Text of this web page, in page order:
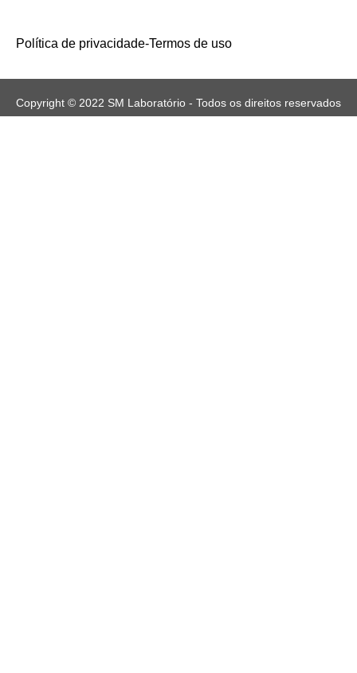
Política de privacidade-Termos de uso
Copyright © 2022 SM Laboratório - Todos os direitos reservados